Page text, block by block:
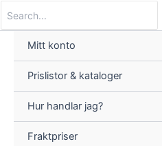
innehåll
for:
Mitt konto
Prislistor & kataloger
Hur handlar jag?
Fraktpriser